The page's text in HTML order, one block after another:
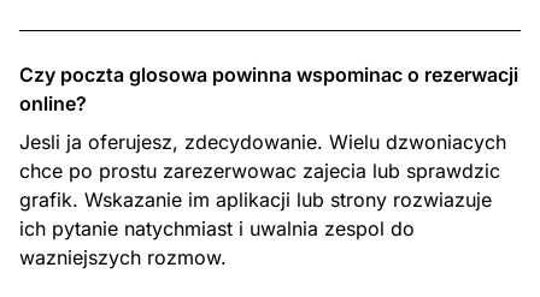
Czy poczta glosowa powinna wspominac o rezerwacji
online?
Jesli ja oferujesz, zdecydowanie. Wielu dzwoniacych
chce po prostu zarezerwowac zajecia lub sprawdzic
grafik. Wskazanie im aplikacji lub strony rozwiazuje
ich pytanie natychmiast i uwalnia zespol do
wazniejszych rozmow.